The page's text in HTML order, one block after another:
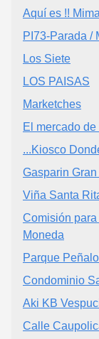
Aquí es !!
PI73-Parada /
Los Siete
LOS PAISAS
Marketches
El mercado de
...Kiosco
Gasparin
Viña Santa
Comisión
Moneda
Parque
Condominio
Aki KB
Calle